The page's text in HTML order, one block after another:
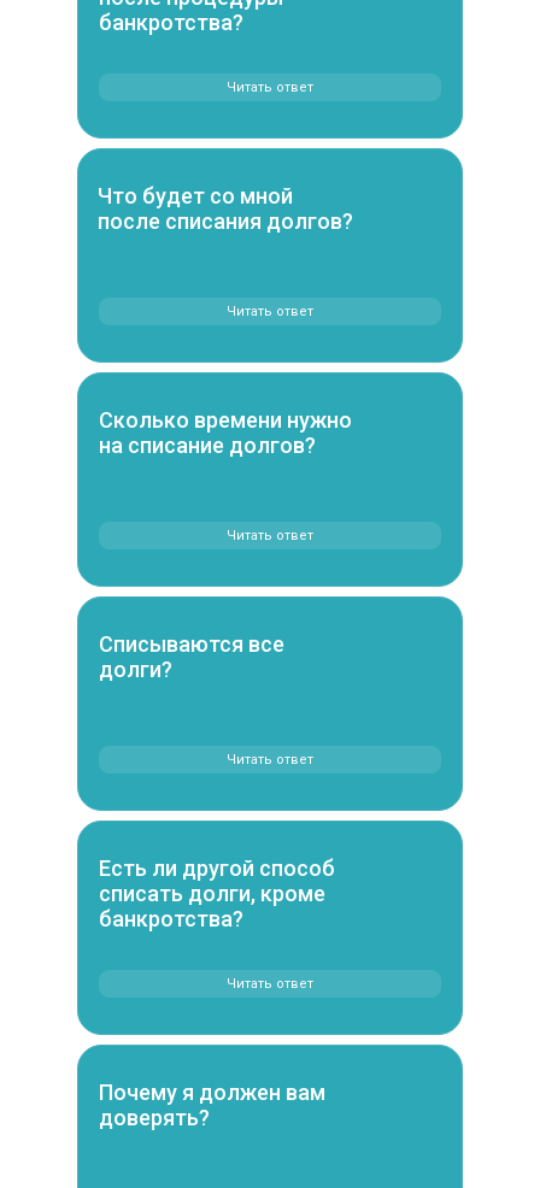
банкротства?
Читать ответ
Что будет со мной
после списания долгов?
Читать ответ
Сколько времени нужно
на списание долгов?
Читать ответ
Списываются все
долги?
Читать ответ
Есть ли другой способ
списать долги, кроме
банкротства?
Читать ответ
Почему я должен вам
доверять?